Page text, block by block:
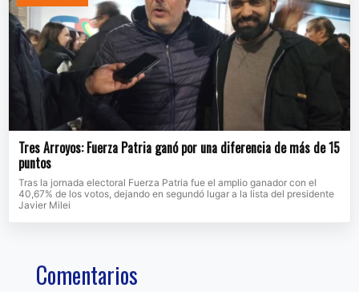
Tres Arroyos: Fuerza Patria ganó por una diferencia de más de 15
puntos
Tras la jornada electoral Fuerza Patria fue el amplio ganador con el
40,67% de los votos, dejando en segundó lugar a la lista del presidente
Javier Milei
Comentarios